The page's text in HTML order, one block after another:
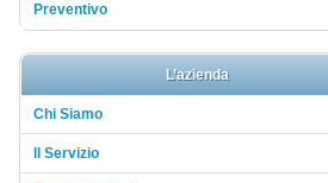
Preventivo
L’azienda
Chi Siamo
Il Servizio